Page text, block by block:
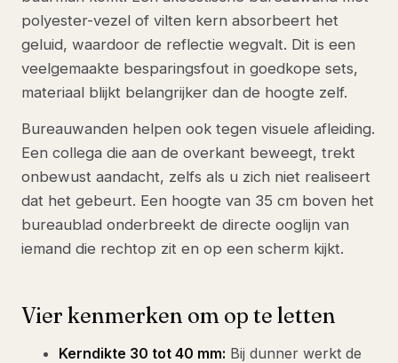
polyester-vezel of vilten kern absorbeert het
geluid, waardoor de reflectie wegvalt. Dit is een
veelgemaakte besparingsfout in goedkope sets,
materiaal blijkt belangrijker dan de hoogte zelf.
Bureauwanden helpen ook tegen visuele afleiding.
Een collega die aan de overkant beweegt, trekt
onbewust aandacht, zelfs als u zich niet realiseert
dat het gebeurt. Een hoogte van 35 cm boven het
bureaublad onderbreekt de directe ooglijn van
iemand die rechtop zit en op een scherm kijkt.
Vier kenmerken om op te letten
Kerndikte 30 tot 40 mm: Bij dunner werkt de